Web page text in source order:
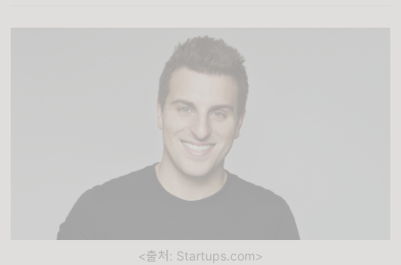
<출처: Startups.com>